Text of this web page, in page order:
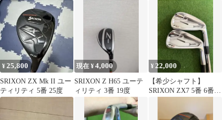
セット 美品
¥25,800
SRIXON ZX Mk II ユー
ティリティ 5番 25度
現在 ¥4,000
SRIXON Z H65 ユーテ
ィリティ 3番 19度
¥ 22,000
【希少シャフト】
SRIXON ZX7 5番 6番セ